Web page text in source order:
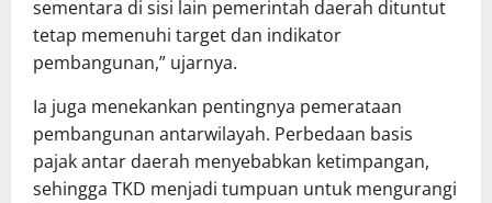
sementara di sisi lain pemerintah daerah dituntut
tetap memenuhi target dan indikator
pembangunan,” ujarnya.
Ia juga menekankan pentingnya pemerataan
pembangunan antarwilayah. Perbedaan basis
pajak antar daerah menyebabkan ketimpangan,
sehingga TKD menjadi tumpuan untuk mengurangi